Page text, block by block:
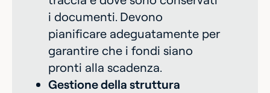
i documenti. Devono
pianificare adeguatamente per
garantire che i fondi siano
pronti alla scadenza.
Gestione della struttura